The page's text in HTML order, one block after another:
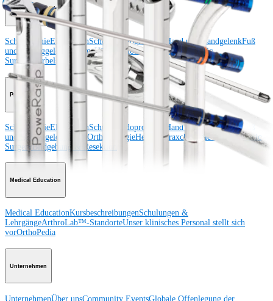
Operationsverfahren
Schulter KnieEllenbogenSchulterendoprothetik Hand und HandgelenkFuß
und Sprunggelenk
TraumaHüfte OrthobiologieCardiothoracic
Surgery
Wirbelsäule
Produkt
Schulter KnieEllenbogenSchulterendoprothetik Hand und HandgelenkFuß
und Sprunggelenk
OrthobiologieHerz-Thoraxchirurgie
Cardiothoracic
SurgeryBildgebung & Resektion
Medical Education
Medical EducationKursbeschreibungenSchulungen &
LehrgängeArthroLab™-StandorteUnser klinisches Personal stellt sich
vorOrthoPedia
Unternehmen
UnternehmenÜber unsCommunity EventsGlobale Offenlegung der